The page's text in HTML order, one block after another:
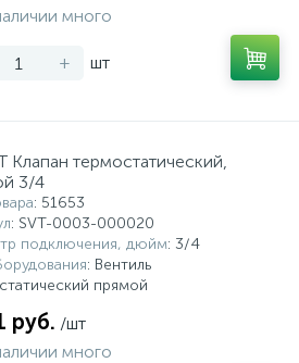
много
+ шт
Клапан термостатический,
3/4
: 51653
: SVT-0003-000020
подключения, дюйм: 3/4
: Вентиль
прямой
руб. /шт
много